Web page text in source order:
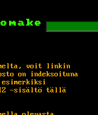
voit linkin
on indeksoituna
-sisältö tällä